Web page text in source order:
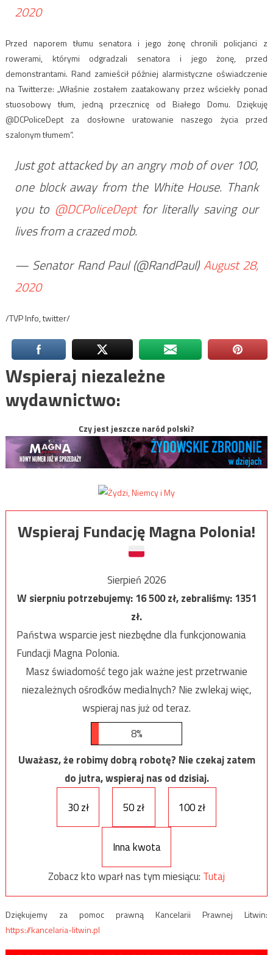
2020
Przed naporem tłumu senatora i jego żonę chronili policjanci z
rowerami, którymi odgradzali senatora i jego żonę, przed
demonstrantami. Rand zamieścił później alarmistyczne oświadczenie
na Twitterze: „Właśnie zostałem zaatakowany przez wściekły ponad
stuosobowy tłum, jedną przecznicę od Białego Domu. Dziękuję
@DCPoliceDept za dosłowne uratowanie naszego życia przed
szalonym tłumem”.
Just got attacked by an angry mob of over 100,
one block away from the White House. Thank
you to @DCPoliceDeptfor literally saving our
lives from a crazed mob.
— Senator Rand Paul (@RandPaul)August 28,
2020
/TVP Info, twitter/
Wspieraj niezależne
wydawnictwo:
Czy jest jeszcze naród polski?
Wspieraj Fundację Magna Polonia!
Sierpień 2026
W sierpniu potrzebujemy:16 500zł, zebraliśmy:1351
zł.
Państwa wsparcie jest niezbędne dla funkcjonowania
Fundacji Magna Polonia.
Masz świadomość tego jak ważne jest przetrwanie
niezależnych ośrodków medialnych? Nie zwlekaj więc,
wspieraj nas już od teraz.
8%
Uważasz, że robimy dobrą robotę? Nie czekaj zatem
do jutra, wspieraj nas od dzisiaj.
30 zł
50 zł 100 zł
Inna kwota
Zobacz kto wparł nas tym miesiącu: Tutaj
Dziękujemy za pomoc prawną Kancelarii Prawnej Litwin:
https://kancelaria-litwin.pl